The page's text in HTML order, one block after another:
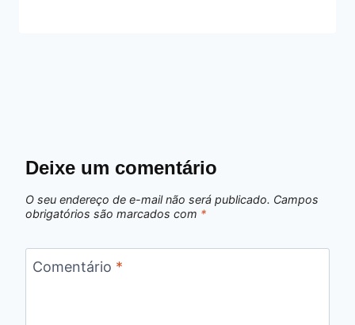
Deixe um comentário
O seu endereço de e-mail não será publicado. Campos
obrigatórios são marcados com *
Comentário *